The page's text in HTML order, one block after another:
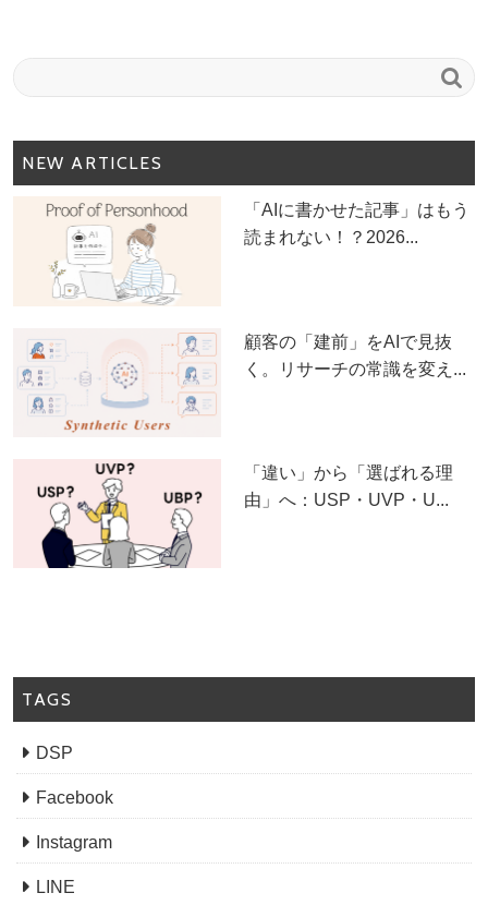

NEW ARTICLES
「AIに書かせた記事」はもう
読まれない！？2026...
顧客の「建前」をAIで見抜
く。リサーチの常識を変え...
「違い」から「選ばれる理
由」へ：USP・UVP・U...
TAGS
DSP
Facebook
Instagram
LINE